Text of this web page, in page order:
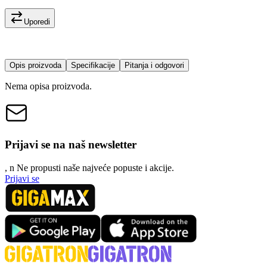
Uporedi
Opis proizvoda Specifikacije Pitanja i odgovori
Nema opisa proizvoda.
Prijavi se na naš newsletter
, n Ne propusti naše najveće popuste i akcije.
Prijavi se